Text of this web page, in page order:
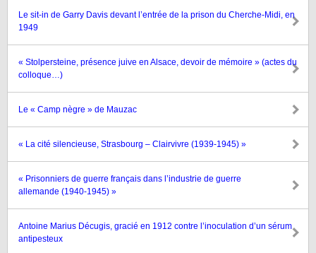
Le sit-in de Garry Davis devant l’entrée de la prison du Cherche-Midi, en
1949
« Stolpersteine, présence juive en Alsace, devoir de mémoire » (actes du
colloque…)
Le « Camp nègre » de Mauzac
« La cité silencieuse, Strasbourg – Clairvivre (1939-1945) »
« Prisonniers de guerre français dans l’industrie de guerre
allemande (1940-1945) »
Antoine Marius Décugis, gracié en 1912 contre l’inoculation d’un sérum
antipesteux